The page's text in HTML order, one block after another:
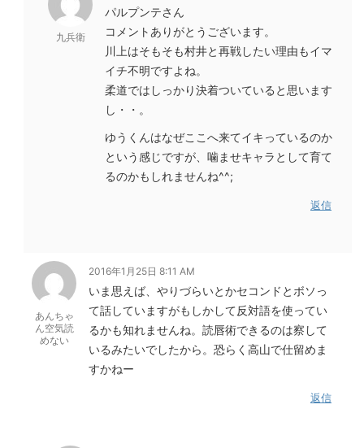
九兵衛
パルプンテさん
コメントありがとうございます。
川上はそもそも村井と再戦したい理由もイマ
イチ不明ですよね。
柔道ではしっかり決着ついていると思います
し・・。
ゆうくんはなぜここへ来てイキっているのか
という感じですが、噛ませキャラとして育て
るのかもしれませんね^^;
返信
あんちゃ
ん空気読
めない
2016年1月25日 8:11 AM
いま思えば、やりづらいとかセコンドとボソっ
て話していますがもしかして反対語を使ってい
るかも知れませんね。読唇術できるのは察して
いるみたいでしたから。恐らく高山で仕留めま
すかねー
返信